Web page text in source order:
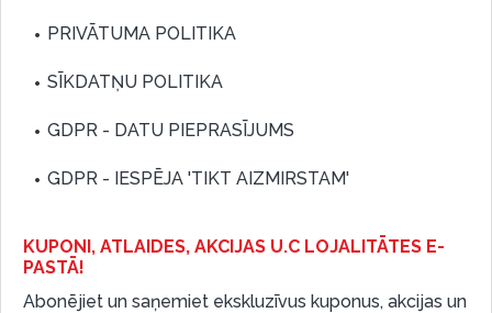
PRIVĀTUMA POLITIKA
SĪKDATŅU POLITIKA
GDPR - DATU PIEPRASĪJUMS
GDPR - IESPĒJA 'TIKT AIZMIRSTAM'
KUPONI, ATLAIDES, AKCIJAS U.C LOJALITĀTES E-
PASTĀ!
Abonējiet un saņemiet ekskluzīvus kuponus, akcijas un